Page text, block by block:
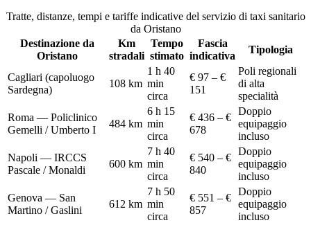
Tratte, distanze, tempi e tariffe indicative del servizio di taxi sanitario
da Oristano
Destinazione da
Oristano
Km
stradali
Tempo
stimato
Fascia
indicativa
Tipologia
Cagliari (capoluogo
Sardegna)
108 km
1 h 40
min
circa
€ 97 – €
151
Poli regionali
di alta
specialità
Roma — Policlinico
Gemelli / Umberto I
484 km
6 h 15
min
circa
€ 436 – €
678
Doppio
equipaggio
incluso
Napoli — IRCCS
Pascale / Monaldi
600 km
7 h 40
min
circa
€ 540 – €
840
Doppio
equipaggio
incluso
Genova — San
Martino / Gaslini
612 km
7 h 50
min
circa
€ 551 – €
857
Doppio
equipaggio
incluso